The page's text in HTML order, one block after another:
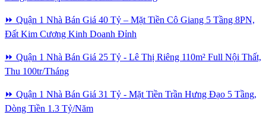
⏩ Quận 1 Nhà Bán Giá 40 Tỷ – Mặt Tiền Cô Giang 5 Tầng 8PN,
Đất Kim Cương Kinh Doanh Đỉnh
⏩ Quận 1 Nhà Bán Giá 25 Tỷ - Lê Thị Riêng 110m² Full Nội Thất,
Thu 100tr/Tháng
⏩ Quận 1 Nhà Bán Giá 31 Tỷ - Mặt Tiền Trần Hưng Đạo 5 Tầng,
Dòng Tiền 1.3 Tỷ/Năm